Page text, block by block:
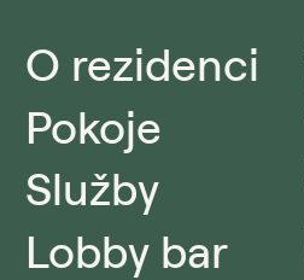
O rezidenci
Pokoje
Služby
Lobby bar